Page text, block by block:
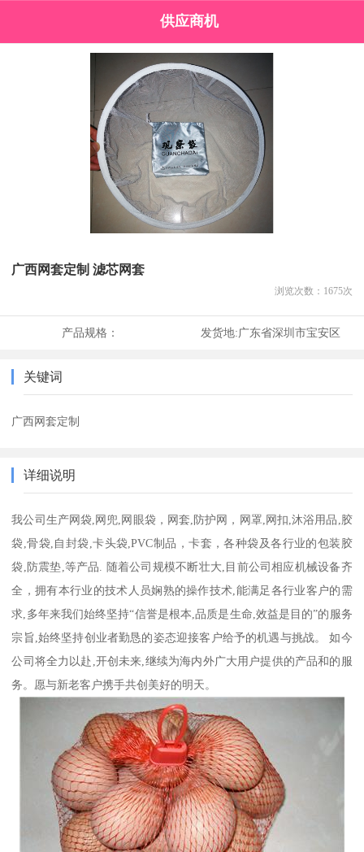
供应商机
广西网套定制 滤芯网套
浏览次数： 1675次
产品规格： 发货地:广东省深圳市宝安区
关键词
广西网套定制
详细说明
我公司生产网袋,网兜,网眼袋，网套,防护网，网罩,网扣,沐浴用品,胶
袋,骨袋,自封袋,卡头袋,PVC制品，卡套，各种袋及各行业的包装胶
袋,防震垫,等产品. 随着公司规模不断壮大,目前公司相应机械设备齐
全，拥有本行业的技术人员娴熟的操作技术,能满足各行业客户的需
求,多年来我们始终坚持“信誉是根本,品质是生命,效益是目的”的服务
宗旨,始终坚持创业者勤恳的姿态迎接客户给予的机遇与挑战。 如今
公司将全力以赴,开创未来,继续为海内外广大用户提供的产品和的服
务。愿与新老客户携手共创美好的明天。